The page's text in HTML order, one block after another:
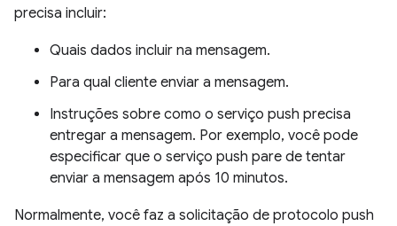
precisa incluir:
Quais dados incluir na mensagem.
Para qual cliente enviar a mensagem.
Instruções sobre como o serviço push precisa
entregar a mensagem. Por exemplo, você pode
especificar que o serviço push pare de tentar
enviar a mensagem após 10 minutos.
Normalmente, você faz a solicitação de protocolo push